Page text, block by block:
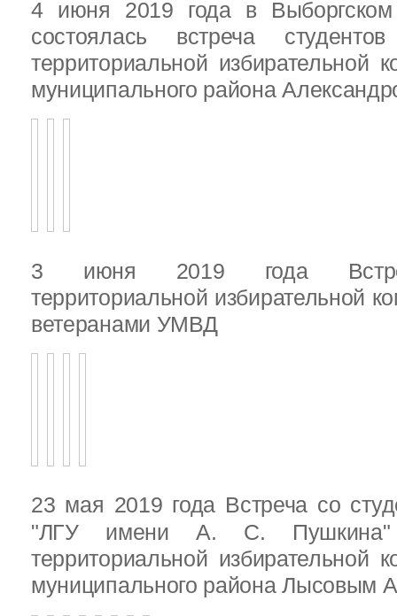
4 июня 2019 года в
состоялась встреча
территориальной избирательной
муниципального района
3 июня 2019 года
территориальной избирательной
ветеранами УМВД
23 мая 2019 года Встреча со
"ЛГУ имени А. С. Пушкина"
территориальной избирательной
муниципального района Лысовым